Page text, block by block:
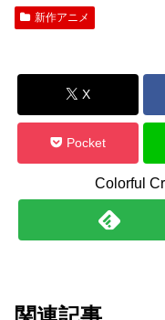
新作アニメ
X
Pocket
Colorful